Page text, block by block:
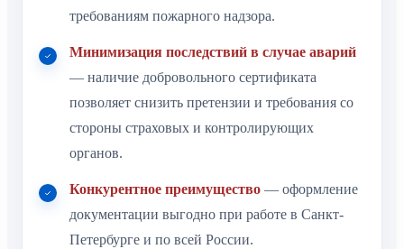
требованиям пожарного надзора.
Минимизация последствий в случае аварий
— наличие добровольного сертификата
позволяет снизить претензии и требования со
стороны страховых и контролирующих
органов.
Конкурентное преимущество — оформление
документации выгодно при работе в Санкт-
Петербурге и по всей России.